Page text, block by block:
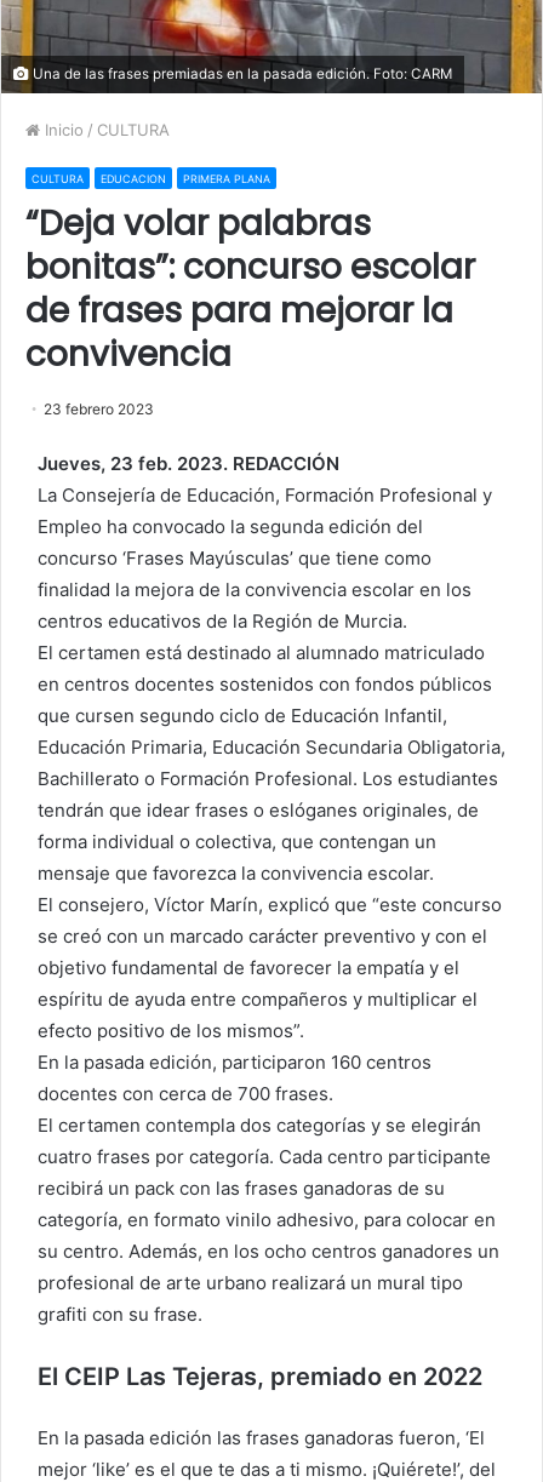
Una de las frases premiadas en la pasada edición. Foto: CARM
Inicio / CULTURA
CULTURA EDUCACION PRIMERA PLANA
“Deja volar palabras
bonitas”: concurso escolar
de frases para mejorar la
convivencia
23 febrero 2023
Jueves, 23 feb. 2023. REDACCIÓN
La Consejería de Educación, Formación Profesional y
Empleo ha convocado la segunda edición del
concurso ‘Frases Mayúsculas’ que tiene como
finalidad la mejora de la convivencia escolar en los
centros educativos de la Región de Murcia.
El certamen está destinado al alumnado matriculado
en centros docentes sostenidos con fondos públicos
que cursen segundo ciclo de Educación Infantil,
Educación Primaria, Educación Secundaria Obligatoria,
Bachillerato o Formación Profesional. Los estudiantes
tendrán que idear frases o eslóganes originales, de
forma individual o colectiva, que contengan un
mensaje que favorezca la convivencia escolar.
El consejero, Víctor Marín, explicó que “este concurso
se creó con un marcado carácter preventivo y con el
objetivo fundamental de favorecer la empatía y el
espíritu de ayuda entre compañeros y multiplicar el
efecto positivo de los mismos”.
En la pasada edición, participaron 160 centros
docentes con cerca de 700 frases.
El certamen contempla dos categorías y se elegirán
cuatro frases por categoría. Cada centro participante
recibirá un pack con las frases ganadoras de su
categoría, en formato vinilo adhesivo, para colocar en
su centro. Además, en los ocho centros ganadores un
profesional de arte urbano realizará un mural tipo
grafiti con su frase.
El CEIP Las Tejeras, premiado en 2022
En la pasada edición las frases ganadoras fueron, ‘El
mejor ‘like’ es el que te das a ti mismo. ¡Quiérete!’, del